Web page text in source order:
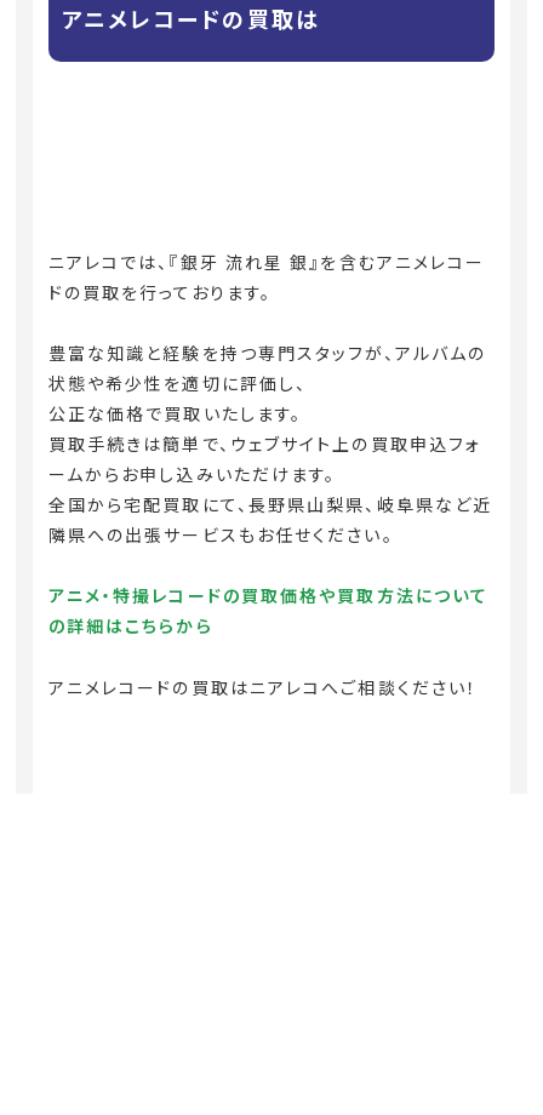
アニメレコードの買取は
ニアレコでは、『銀牙 流れ星 銀』を含むアニメレコー
ドの買取を行っております。
豊富な知識と経験を持つ専門スタッフが、アルバムの
状態や希少性を適切に評価し、
公正な価格で買取いたします。
買取手続きは簡単で、ウェブサイト上の買取申込フォ
ームからお申し込みいただけます。
全国から宅配買取にて、長野県山梨県、岐阜県など近
隣県への出張サービスもお任せください。
アニメ・特撮レコードの買取価格や買取方法について
の詳細はこちらから
アニメレコードの買取はニアレコへご相談ください！